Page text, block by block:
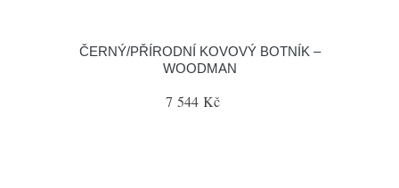
ČERNÝ/PŘÍRODNÍ KOVOVÝ BOTNÍK –
WOODMAN
7 544 Kč